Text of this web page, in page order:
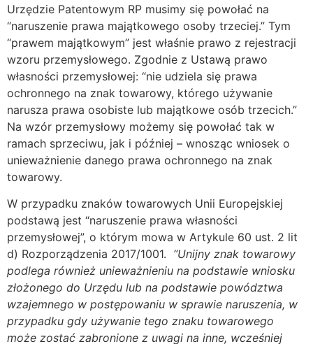
Urzędzie Patentowym RP musimy się powołać na
“naruszenie prawa majątkowego osoby trzeciej.” Tym
“prawem majątkowym” jest właśnie prawo z rejestracji
wzoru przemysłowego. Zgodnie z Ustawą prawo
własności przemysłowej: “nie udziela się prawa
ochronnego na znak towarowy, którego używanie
narusza prawa osobiste lub majątkowe osób trzecich.”
Na wzór przemysłowy możemy się powołać tak w
ramach sprzeciwu, jak i później – wnosząc wniosek o
unieważnienie danego prawa ochronnego na znak
towarowy.
W przypadku znaków towarowych Unii Europejskiej
podstawą jest “naruszenie prawa własności
przemysłowej”, o którym mowa w Artykule 60 ust. 2 lit
d) Rozporządzenia 2017/1001. “Unijny znak towarowy
podlega również unieważnieniu na podstawie wniosku
złożonego do Urzędu lub na podstawie powództwa
wzajemnego w postępowaniu w sprawie naruszenia, w
przypadku gdy używanie tego znaku towarowego
może zostać zabronione z uwagi na inne, wcześniej